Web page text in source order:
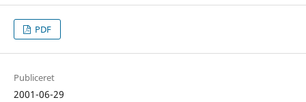
PDF
Publiceret
2001-06-29